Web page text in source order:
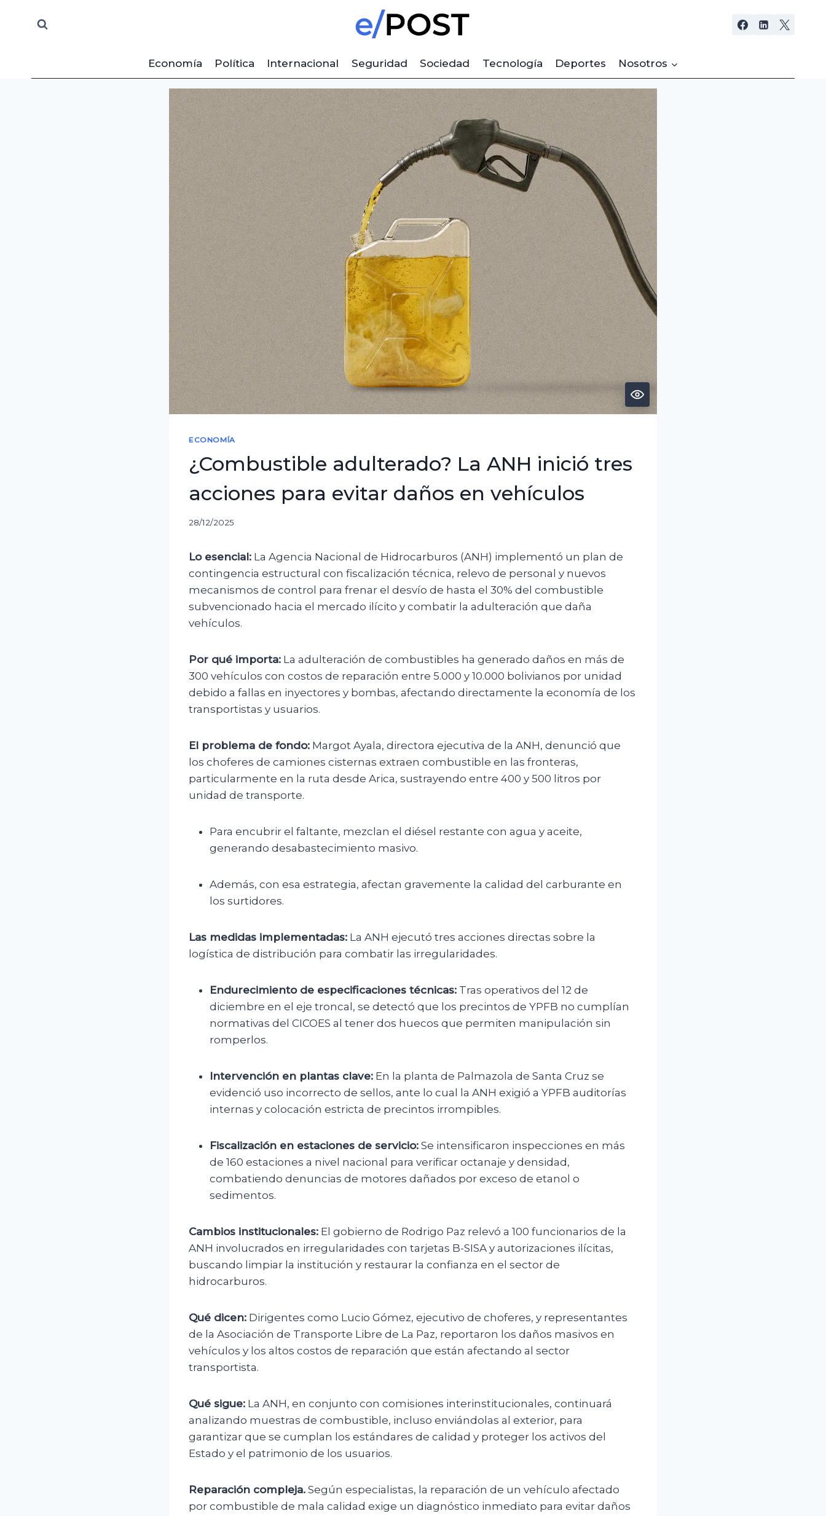
Economía
Política Internacional Seguridad Sociedad Tecnología Deportes Nosotros
ECONOMÍA
¿Combustible adulterado? La ANH inició tres
acciones para evitar daños en vehículos
28/12/2025
Lo esencial: La Agencia Nacional de Hidrocarburos (ANH) implementó un plan de
contingencia estructural con fiscalización técnica, relevo de personal y nuevos
mecanismos de control para frenar el desvío de hasta el 30% del combustible
subvencionado hacia el mercado ilícito y combatir la adulteración que daña
vehículos.
Por qué importa: La adulteración de combustibles ha generado daños en más de
300 vehículos con costos de reparación entre 5.000 y 10.000 bolivianos por unidad
debido a fallas en inyectores y bombas, afectando directamente la economía de los
transportistas y usuarios.
El problema de fondo: Margot Ayala, directora ejecutiva de la ANH, denunció que
los choferes de camiones cisternas extraen combustible en las fronteras,
particularmente en la ruta desde Arica, sustrayendo entre 400 y 500 litros por
unidad de transporte.
Para encubrir el faltante, mezclan el diésel restante con agua y aceite,
generando desabastecimiento masivo.
Además, con esa estrategia, afectan gravemente la calidad del carburante en
los surtidores.
Las medidas implementadas: La ANH ejecutó tres acciones directas sobre la
logística de distribución para combatir las irregularidades.
Endurecimiento de especificaciones técnicas: Tras operativos del 12 de
diciembre en el eje troncal, se detectó que los precintos de YPFB no cumplían
normativas del CICOES al tener dos huecos que permiten manipulación sin
romperlos.
Intervención en plantas clave: En la planta de Palmazola de Santa Cruz se
evidenció uso incorrecto de sellos, ante lo cual la ANH exigió a YPFB auditorías
internas y colocación estricta de precintos irrompibles.
Fiscalización en estaciones de servicio: Se intensificaron inspecciones en más
de 160 estaciones a nivel nacional para verificar octanaje y densidad,
combatiendo denuncias de motores dañados por exceso de etanol o
sedimentos.
Cambios institucionales: El gobierno de Rodrigo Paz relevó a 100 funcionarios de la
ANH involucrados en irregularidades con tarjetas B-SISA y autorizaciones ilícitas,
buscando limpiar la institución y restaurar la confianza en el sector de
hidrocarburos.
Qué dicen: Dirigentes como Lucio Gómez, ejecutivo de choferes, y representantes
de la Asociación de Transporte Libre de La Paz, reportaron los daños masivos en
vehículos y los altos costos de reparación que están afectando al sector
transportista.
Qué sigue: La ANH, en conjunto con comisiones interinstitucionales, continuará
analizando muestras de combustible, incluso enviándolas al exterior, para
garantizar que se cumplan los estándares de calidad y proteger los activos del
Estado y el patrimonio de los usuarios.
Reparación compleja. Según especialistas, la reparación de un vehículo afectado
por combustible de mala calidad exige un diagnóstico inmediato para evitar daños